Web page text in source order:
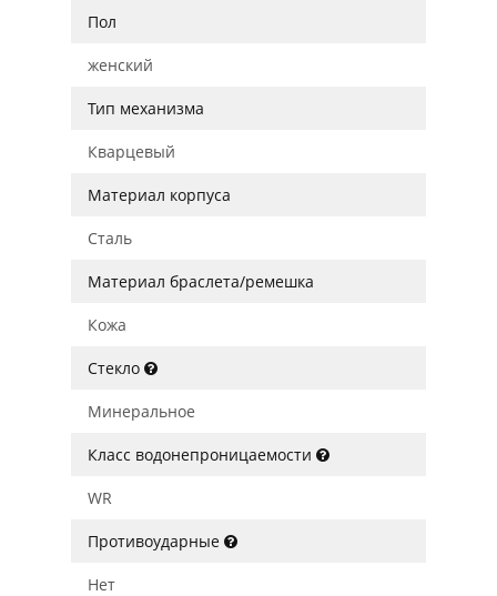
Пол
женский
Тип механизма
Кварцевый
Материал корпуса
Сталь
Материал браслета/ремешка
Кожа
Стекло
Минеральное
Класс водонепроницаемости
WR
Противоударные
Нет